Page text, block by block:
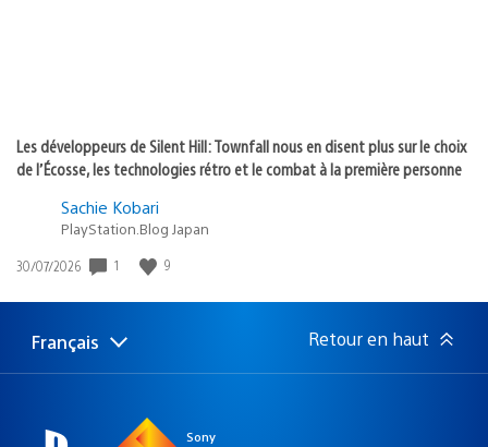
Les développeurs de Silent Hill: Townfall nous en disent plus sur le choix
de l’Écosse, les technologies rétro et le combat à la première personne
Sachie Kobari
PlayStation.Blog Japan
Date
publication
30/07/2026 1 9
Choisir
une
Région
actuelle
Français Retour en haut
Sony